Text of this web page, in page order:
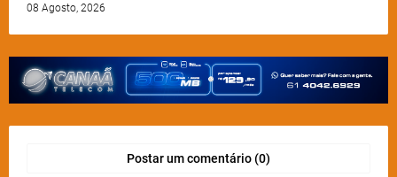
08 Agosto, 2026
Postar um comentário (0)